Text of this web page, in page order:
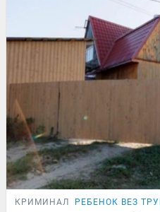
КРИМИНАЛ РЕБЕНОК ВЕЗ